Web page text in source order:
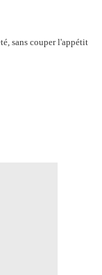
sans couper l'appétit